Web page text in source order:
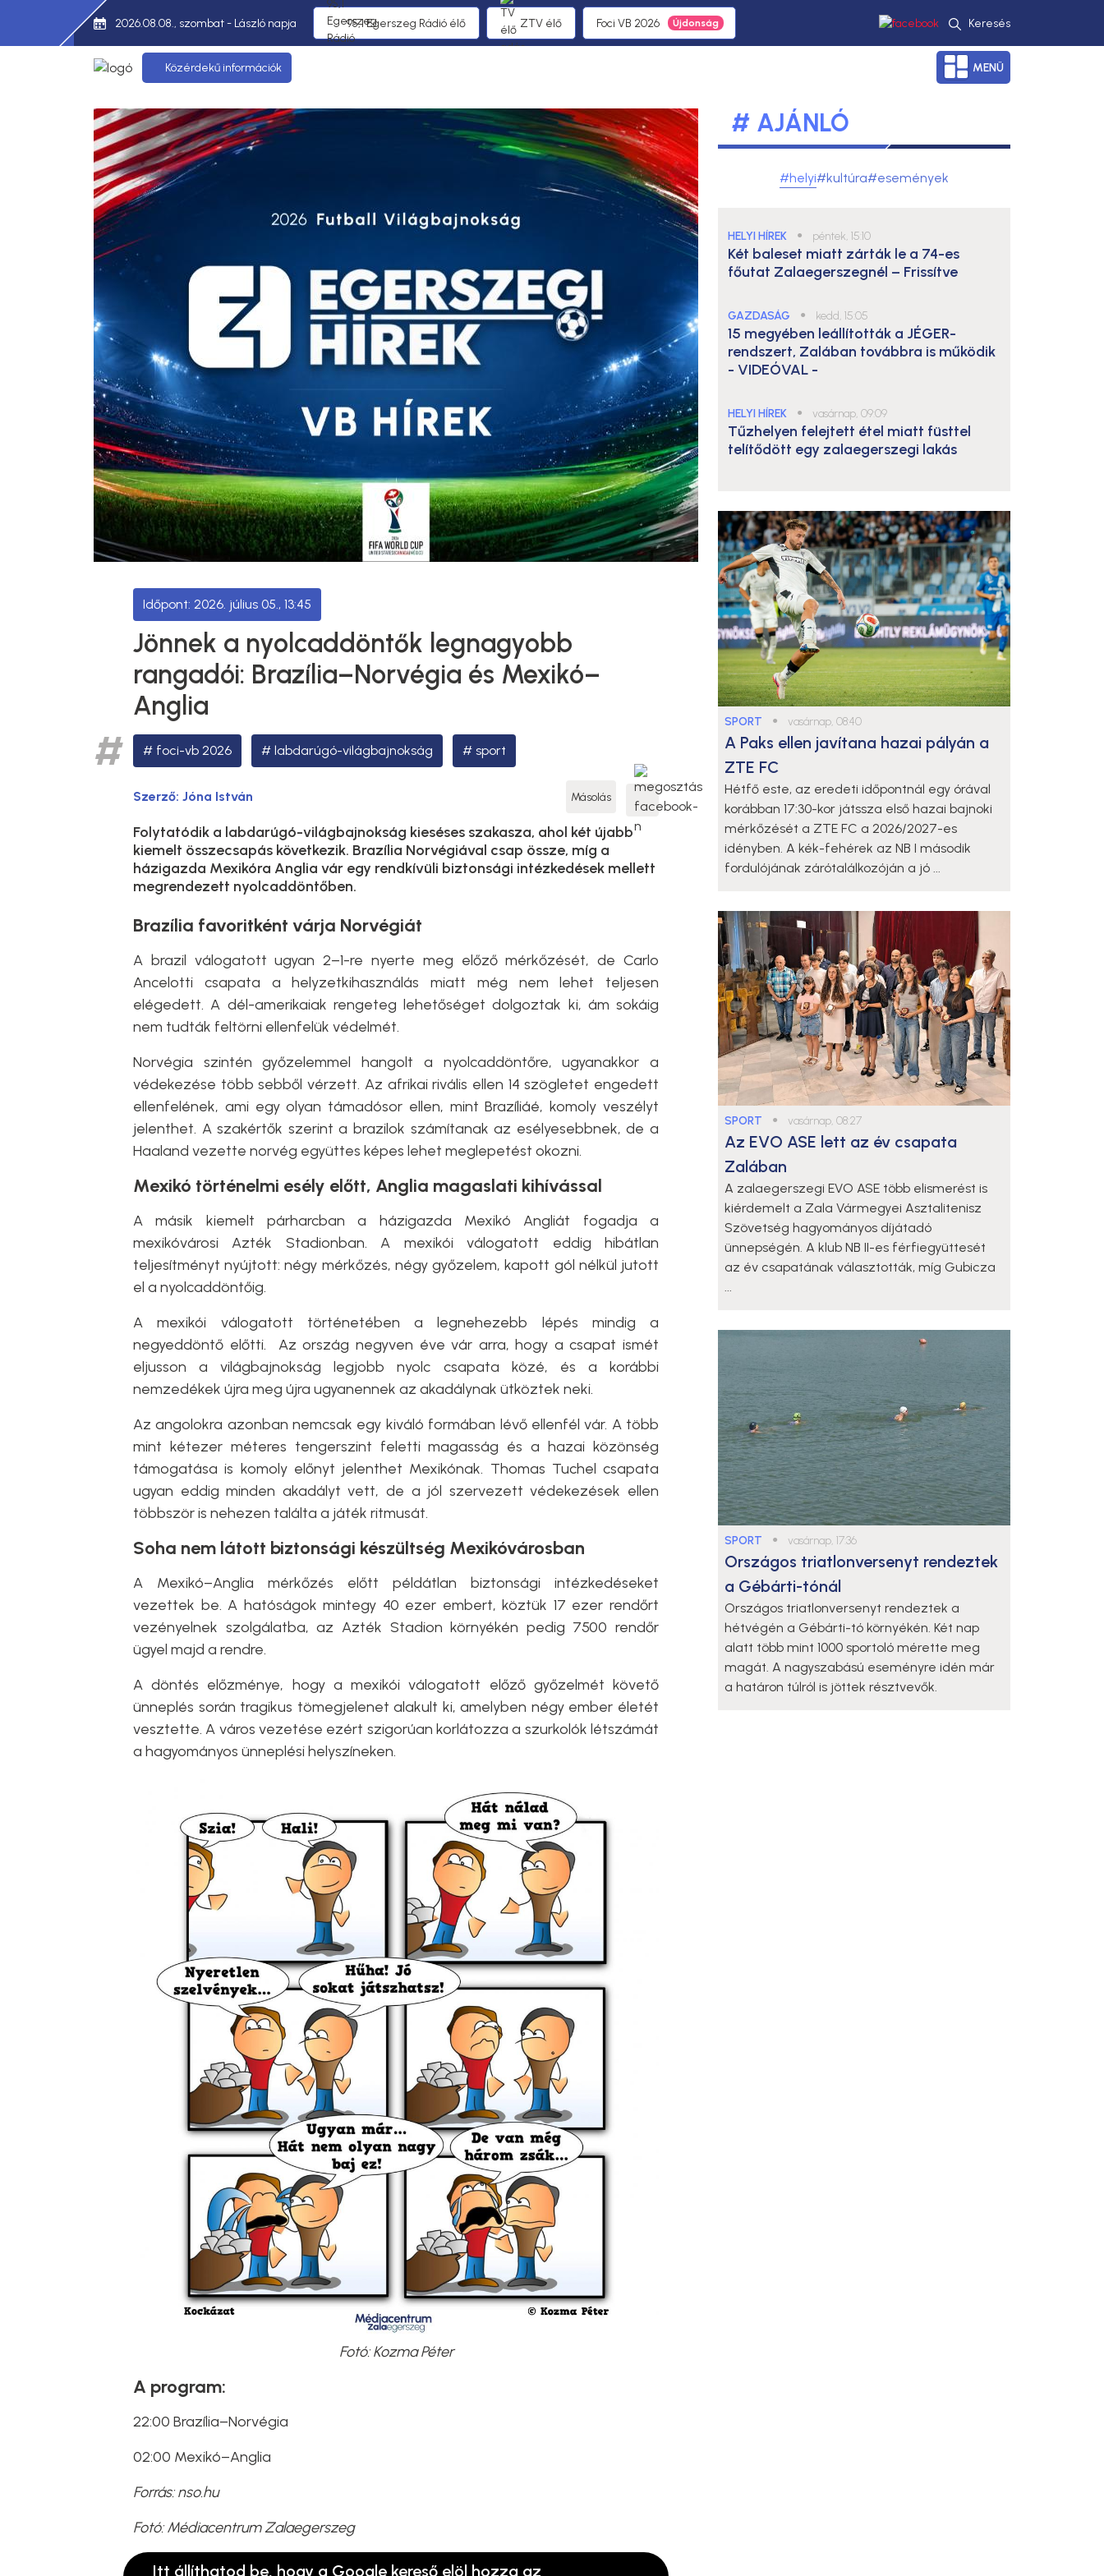
2026.08.08., szombat - László napja 95,1 Egerszeg Rádió élő ZTV élő Foci VB 2026 Keresés
Közérdekű információk MENÜ
2026. július 05., 13:45
Jönnek a nyolcaddöntők legnagyobb
rangadói: Brazília–Norvégia és Mexikó–
Anglia
foci-vb 2026 labdarúgó-világbajnokság sport
Szerző: Jóna István Másolás
Folytatódik a labdarúgó-világbajnokság kieséses szakasza, ahol két újabb
kiemelt összecsapás következik. Brazília Norvégiával csap össze, míg a
házigazda Mexikóra Anglia vár egy rendkívüli biztonsági intézkedések mellett
megrendezett nyolcaddöntőben.
Brazília favoritként várja Norvégiát
A brazil válogatott ugyan 2–1-re nyerte meg előző mérkőzését, de Carlo
Ancelotti csapata a helyzetkihasználás miatt még nem lehet teljesen
elégedett. A dél-amerikaiak rengeteg lehetőséget dolgoztak ki, ám sokáig
nem tudták feltörni ellenfelük védelmét.
Norvégia szintén győzelemmel hangolt a nyolcaddöntőre, ugyanakkor a
védekezése több sebből vérzett. Az afrikai rivális ellen 14 szögletet engedett
ellenfelének, ami egy olyan támadósor ellen, mint Brazíliáé, komoly veszélyt
jelenthet. A szakértők szerint a brazilok számítanak az esélyesebbnek, de a
Haaland vezette norvég együttes képes lehet meglepetést okozni.
Mexikó történelmi esély előtt, Anglia magaslati kihívással
A másik kiemelt párharcban a házigazda Mexikó Angliát fogadja a
mexikóvárosi Azték Stadionban. A mexikói válogatott eddig hibátlan
teljesítményt nyújtott: négy mérkőzés, négy győzelem, kapott gól nélkül jutott
el a nyolcaddöntőig.
A mexikói válogatott történetében a legnehezebb lépés mindig a
negyeddöntő előtti. Az ország negyven éve vár arra, hogy a csapat ismét
eljusson a világbajnokság legjobb nyolc csapata közé, és a korábbi
nemzedékek újra meg újra ugyanennek az akadálynak ütköztek neki.
Az angolokra azonban nemcsak egy kiváló formában lévő ellenfél vár. A több
mint kétezer méteres tengerszint feletti magasság és a hazai közönség
támogatása is komoly előnyt jelenthet Mexikónak. Thomas Tuchel csapata
ugyan eddig minden akadályt vett, de a jól szervezett védekezések ellen
többször is nehezen találta a játék ritmusát.
Soha nem látott biztonsági készültség Mexikóvárosban
A Mexikó–Anglia mérkőzés előtt példátlan biztonsági intézkedéseket
vezettek be. A hatóságok mintegy 40 ezer embert, köztük 17 ezer rendőrt
vezényelnek szolgálatba, az Azték Stadion környékén pedig 7500 rendőr
ügyel majd a rendre.
A döntés előzménye, hogy a mexikói válogatott előző győzelmét követő
ünneplés során tragikus tömegjelenet alakult ki, amelyben négy ember életét
vesztette. A város vezetése ezért szigorúan korlátozza a szurkolók létszámát
a hagyományos ünneplési helyszíneken.
Fotó: Kozma Péter
A program:
22:00 Brazília–Norvégia
02:00 Mexikó–Anglia
Forrás: nso.hu
Fotó: Médiacentrum Zalaegerszeg
Itt állíthatod be, hogy a Google kereső elöl hozza az
# AJÁNLÓ
#helyi#kultúra#események
HELYI HÍREK ● péntek, 15:10
Két baleset miatt zárták le a 74-es
főutat Zalaegerszegnél – Frissítve
GAZDASÁG ● kedd, 15:05
15 megyében leállították a JÉGER-
rendszert, Zalában továbbra is működik
- VIDEÓVAL -
HELYI HÍREK ● vasárnap, 09:09
Tűzhelyen felejtett étel miatt füsttel
telítődött egy zalaegerszegi lakás
SPORT ● vasárnap, 08:40
A Paks ellen javítana hazai pályán a
ZTE FC
Hétfő este, az eredeti időpontnál egy órával
korábban 17:30-kor játssza első hazai bajnoki
mérkőzését a ZTE FC a 2026/2027-es
idényben. A kék-fehérek az NB I második
fordulójának zárótalálkozóján a jó ...
SPORT ● vasárnap, 08:27
Az EVO ASE lett az év csapata
Zalában
A zalaegerszegi EVO ASE több elismerést is
kiérdemelt a Zala Vármegyei Asztalitenisz
Szövetség hagyományos díjátadó
ünnepségén. A klub NB II-es férfiegyüttesét
az év csapatának választották, míg Gubicza
...
SPORT ● vasárnap, 17:36
Országos triatlonversenyt rendeztek
a Gébárti-tónál
Országos triatlonversenyt rendeztek a
hétvégén a Gébárti-tó környékén. Két nap
alatt több mint 1000 sportoló mérette meg
magát. A nagyszabású eseményre idén már
a határon túlról is jöttek résztvevők.